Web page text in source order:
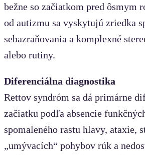
bežne so začiatkom pred ôsmym
od autizmu sa vyskytujú zriedka
sebazraňovania a komplexné
alebo rutiny.
Diferenciálna diagnostika
Rettov syndróm sa dá primárne
začiatku podľa absencie
spomaleného rastu hlavy, ataxie,
„umývacích“ pohybov rúk a